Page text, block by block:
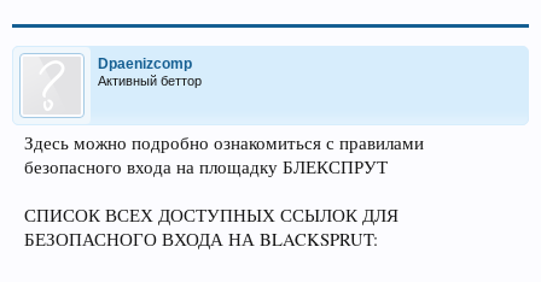
Dpaenizcomp
Активный беттор
Здесь можно подробно ознакомиться с правилами
безопасного входа на площадку БЛЕКСПРУТ
СПИСОК ВСЕХ ДОСТУПНЫХ ССЫЛОК ДЛЯ
БЕЗОПАСНОГО ВХОДА НА BLACKSPRUT: